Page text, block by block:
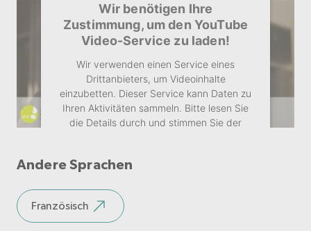
Wir benötigen Ihre
Zustimmung, um den YouTube
Video-Service zu laden!
Wir verwenden einen Service eines
Drittanbieters, um Videoinhalte
einzubetten. Dieser Service kann Daten zu
Ihren Aktivitäten sammeln. Bitte lesen Sie
die Details durch und stimmen Sie der
Akzeptieren
Andere Sprachen
Französisch